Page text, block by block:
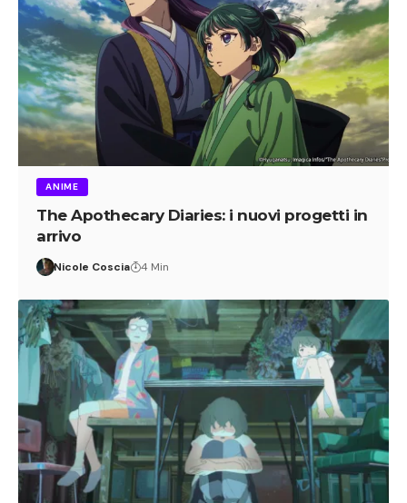
ANIME
The Apothecary Diaries: i nuovi progetti in
arrivo
Nicole Coscia 4 Min